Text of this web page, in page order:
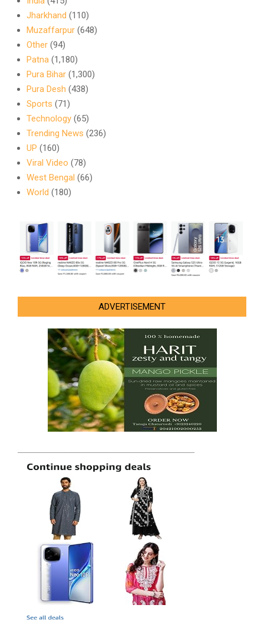
Jharkhand (110)
Muzaffarpur (648)
Other (94)
Patna (1,180)
Pura Bihar (1,300)
Pura Desh (438)
Sports (71)
Technology (65)
Trending News (236)
UP (160)
Viral Video (78)
West Bengal (66)
World (180)
ADVERTISEMENT